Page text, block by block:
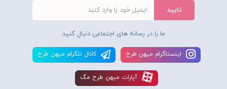
ما را در رسانه های اجتماعی دنبال کنید
اينستاگرام ميهن طرح کانال تلگرام ميهن طرح
آپارات ميهن طرح مگ